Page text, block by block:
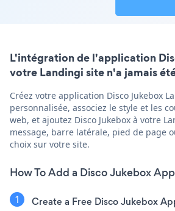
L'intégration de l'application
votre Landingi site n'a jamais
Créez votre application Disco Jukebox
personnalisée, associez le style et les
web, et ajoutez Disco Jukebox à votre
message, barre latérale, pied de page
choix sur votre site.
How To Add a Disco Jukebox
Create a Free Disco Jukebox